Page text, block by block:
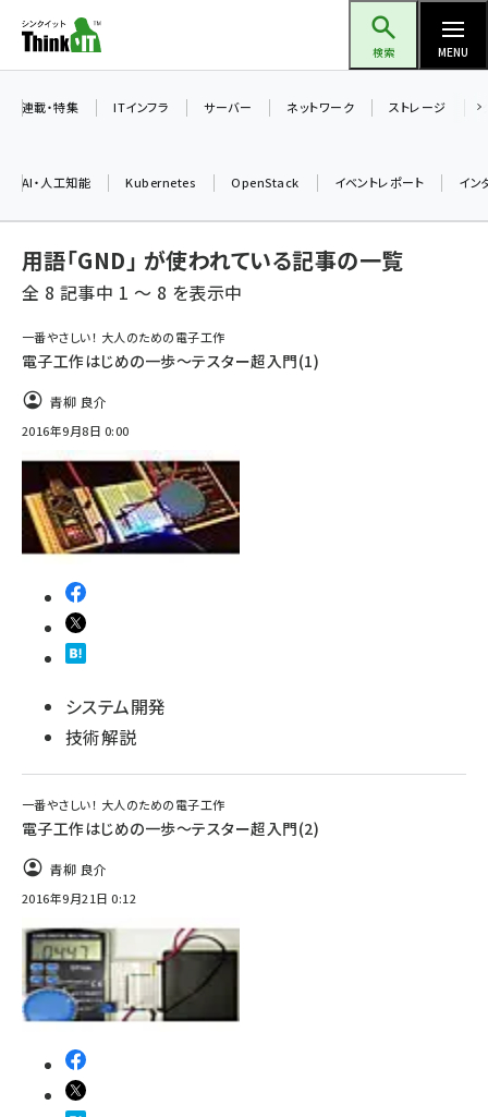
ン
ツ
検索 MENU
加藤銘のチーム貢献～仲間と築いた勝利の絆～ (2308)
北海道をのんびり旅する晴山佳須夫のヒント集！ (2025)
drupal (1947)
abc123 (1352)
ai crunch (1348)
連載・特集 ITインフラ サーバー ネットワーク ストレージ
AI・人工知能 Kubernetes OpenStack イベントレポート イン
用語「GND」 が使われている記事の一覧
全 8 記事中 1 ～ 8 を表示中
一番やさしい！ 大人のための電子工作
電子工作はじめの一歩～テスター超入門(1)
青柳 良介
2016年9月8日 0:00
システム開発
技術解説
一番やさしい！ 大人のための電子工作
電子工作はじめの一歩～テスター超入門(2)
青柳 良介
2016年9月21日 0:12